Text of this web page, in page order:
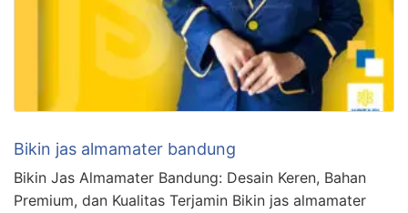
Bikin jas almamater bandung
Bikin Jas Almamater Bandung: Desain Keren, Bahan
Premium, dan Kualitas Terjamin Bikin jas almamater